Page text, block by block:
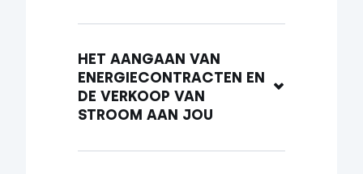
HET AANGAAN VAN
ENERGIECONTRACTEN EN
DE VERKOOP VAN
STROOM AAN JOU